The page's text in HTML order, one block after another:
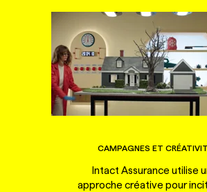
CAMPAGNES ET
Intact Assurance utilise
approche créative pour